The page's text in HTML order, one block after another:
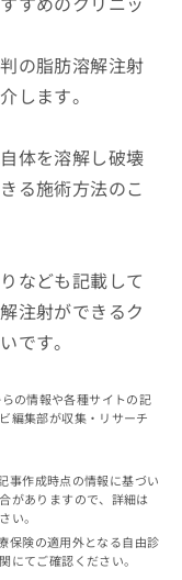
の脂肪溶解注射
します。
体を溶解し破壊
る施術方法のこ
なども記載して
注射ができるク
です。
の情報や各種サイトの記
編集部が収集・リサーチ
事作成時点の情報に基づい
がありますので、詳細は
い。
保険の適用外となる自由診
にてご確認ください。